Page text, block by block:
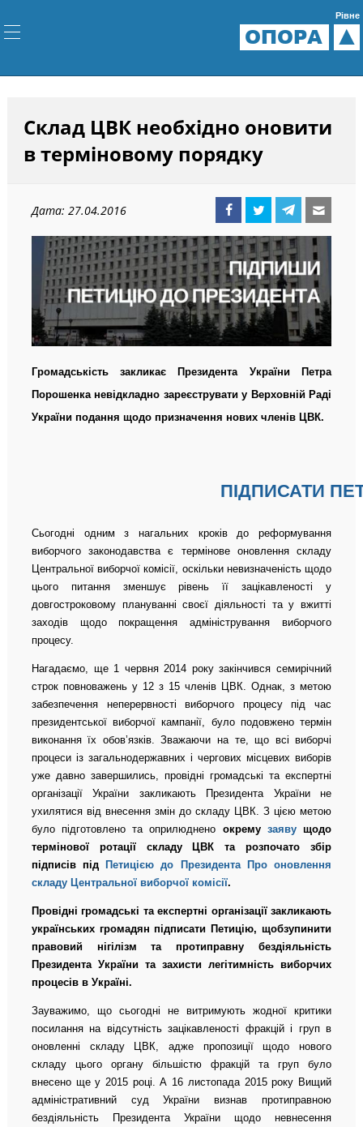
ОПОРА
Рівне
Склад ЦВК необхідно оновити
в терміновому порядку
Дата: 27.04.2016
Громадськість закликає Президента УкраїниПетра
Порошенка невідкладно зареєструвати у Верховній Раді
України подання щодо призначення нових членів ЦВК.
ПІДПИСАТИ
Сьогодні одним з нагальних кроків до реформування
виборчого законодавства є термінове оновлення складу
Центральної виборчої комісії, оскільки невизначеність щодо
цього питання зменшує рівень її зацікавленості у
довгостроковому плануванні своєї діяльності та у вжитті
заходів щодо покращення адміністрування виборчого
процесу.
Нагадаємо, ще 1 червня 2014 року закінчився семирічний
строк повноважень у 12 з 15 членів ЦВК. Однак, з метою
забезпечення неперервності виборчого процесу під час
президентської виборчої кампанії, було подовжено термін
виконання їх обов’язків. Зважаючи на те, що всі виборчі
процеси із загальнодержавних і чергових місцевих виборів
уже давно завершились, провідні громадські та експертні
організації України закликають Президента України не
ухилятися від внесення змін до складу ЦВК. З цією метою
було підготовлено та оприлюднено окрему заявущодо
термінової ротації складу ЦВК та розпочато збір
підписів під
Петицією до Президента Про оновлення
складу Центральної виборчої комісії.
Провідні громадські та експертні організації закликають
українських громадян підписати Петицію, щобзупинити
правовий нігілізм тапротиправну бездіяльність
Президента України та захисти легітимність виборчих
процесів в Україні.
Зауважимо, що сьогодні не витримують жодної критики
посилання на відсутність зацікавленості фракцій і груп в
оновленні складу ЦВК, адже пропозиції щодо нового
складу цього органу більшістю фракцій та груп було
внесено ще у 2015 році. А 16 листопада 2015 року Вищий
адміністративний суд України визнав протиправною
бездіяльність Президента України щодо невнесення